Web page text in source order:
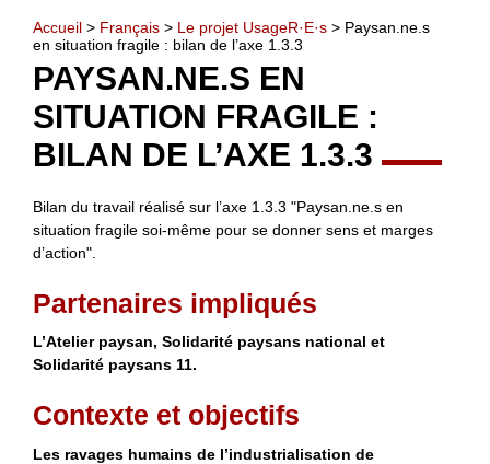
Accueil > Français > Le projet UsageR·E·s > Paysan.ne.s
en situation fragile : bilan de l’axe 1.3.3
PAYSAN.NE.S EN
SITUATION FRAGILE :
BILAN DE L’AXE 1.3.3
Bilan du travail réalisé sur l’axe 1.3.3 "Paysan.ne.s en
situation fragile soi-même pour se donner sens et marges
d’action".
Partenaires impliqués
L’Atelier paysan, Solidarité paysans national et
Solidarité paysans 11.
Contexte et objectifs
Les ravages humains de l’industrialisation de